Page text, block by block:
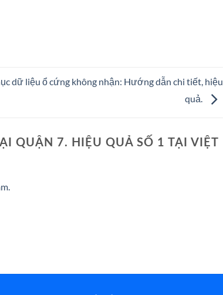
dữ liệu ổ cứng không nhận: Hướng dẫn chi tiết, hiệu
quả.
QUẬN 7. HIỆU QUẢ SỐ 1 TẠI VIỆT